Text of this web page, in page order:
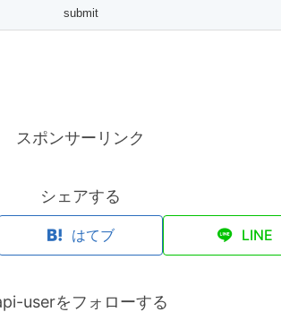
スポンサーリンク
シェアする
はてブ LINE
userをフォローする